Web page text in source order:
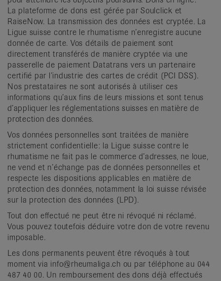
La plateforme de dons est gérée par Soulclick et
RaiseNow. La transmission des données est cryptée. La
Ligue suisse contre le rhumatisme n’enregistre aucune
donnée de carte. Vos détails de paiement sont
directement transférés de manière cryptée via une
passerelle de paiement Datatrans vers un partenaire
certifié par l’industrie des cartes de crédit (PCI DSS).
Nos prestataires ne sont autorisés à utiliser ces
informations qu’aux fins de leurs missions et sont tenus
d’appliquer les réglementations suisses en matière de
protection des données.
Vos données personnelles sont traitées de manière
strictement confidentielle: la Ligue suisse contre le
rhumatisme ne fait pas le commerce d’adresses, ne loue,
ne vend et n’échange pas de données personnelles et
respecte les dispositions applicables en matière de
protection des données, notamment la loi suisse révisée
sur la protection des données (LPD).
Tout don effectué ne peut être ni révoqué ni réclamé.
Vous pouvez toutefois déduire votre don de votre revenu
imposable.
Les dons permanents peuvent être révoqués à tout
moment via info@rheumaliga.ch ou par téléphone au 044
487 40 00. Un remboursement des dons déjà effectués